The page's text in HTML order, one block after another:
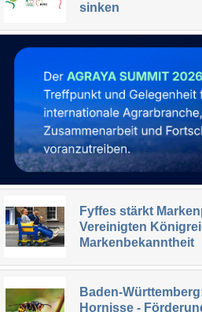
sinken
Fyffes stärkt
Vereinigten
Markenbekanntheit
Baden-
Hornisse -